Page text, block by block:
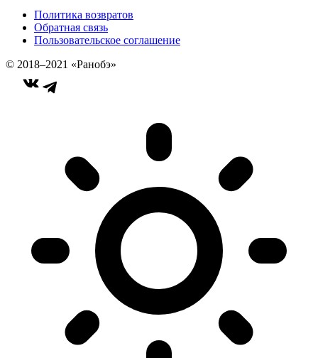
Политика возвратов
Обратная связь
Пользовательское соглашение
© 2018–2021 «Ранобэ»